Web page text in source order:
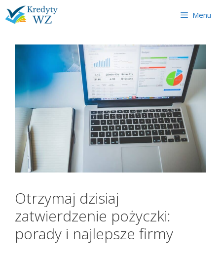
Skip
to
Menu
Otrzymaj dzisiaj
zatwierdzenie pożyczki:
porady i najlepsze firmy